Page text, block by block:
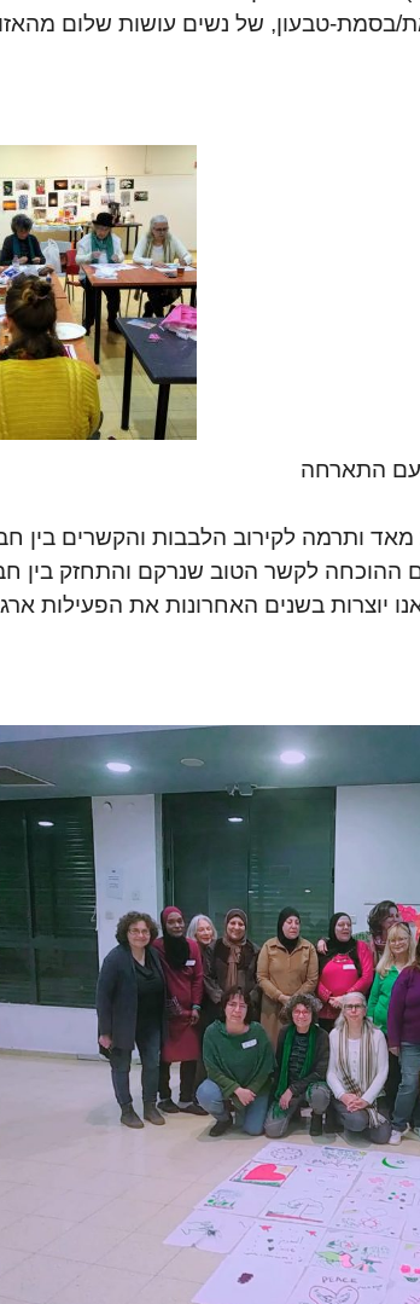
בסמת-טבעון, של נשים עושות שלום
התארחה
ותרמה לקירוב הלבבות והקשרים בין
ההוכחה לקשר הטוב שנרקם והתחזק בין
יוצרות בשנים האחרונות את הפעילות